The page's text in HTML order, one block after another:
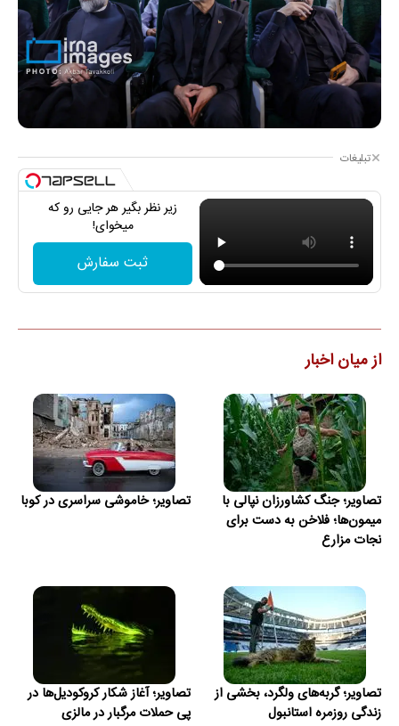
تبلیغات
زیر نظر بگیر هر جایی رو که
میخوای!
ثبت سفارش
از میان اخبار
تصاویر؛ جنگ کشاورزان نپالی با
میمون‌ها؛ فلاخن به دست برای
نجات مزارع
تصاویر؛ خاموشی سراسری در کوبا
تصاویر؛ گربه‌های ولگرد، بخشی از
زندگی روزمره استانبول
تصاویر؛ آغاز شکار کروکودیل‌ها در
پی حملات مرگبار در مالزی